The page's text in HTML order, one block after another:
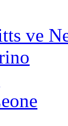
ve